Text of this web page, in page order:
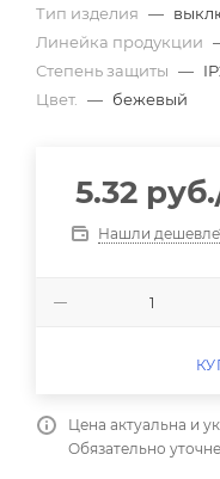
Тип изделия —
Линейка продукции
Степень защиты —
Цвет.
— бежевый
5.32 руб.
Нашли
Цена актуальна и
Обязательно